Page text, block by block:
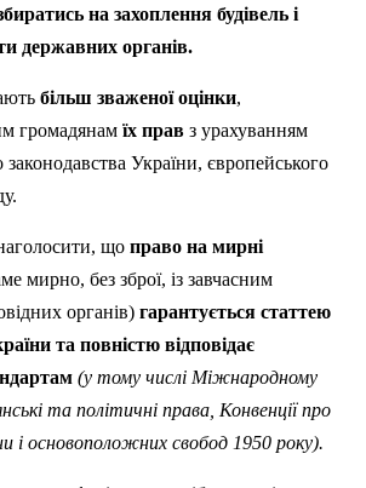
на захоплення будівель і
державних органів.
більш зваженої оцінки,
громадянам їх прав з урахуванням
України, європейського
що право на мирні
мирно, без зброї, із завчасним
органів) гарантується статтею
та повністю відповідає
(у тому числі Міжнародному
та політичні права, Конвенції про
і основоположних свобод 1950 року).